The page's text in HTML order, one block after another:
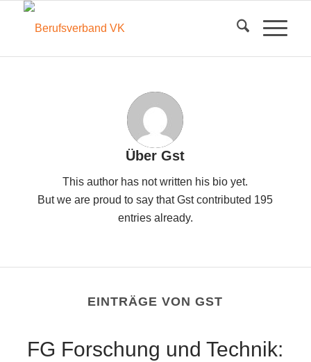
ÜberGst
This author has not written his bio yet.
But we are proud to say thatGstcontributed 195
entries already.
EINTRÄGE VON GST
FG Forschung und Technik: